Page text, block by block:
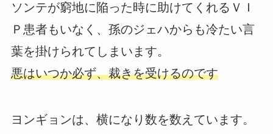
ソンテが窮地に陥った時に助けてくれるＶＩ
Ｐ患者もいなく、孫のジェハからも冷たい言
葉を掛けられてしまいます。
悪はいつか必ず、裁きを受けるのです
ヨンギョンは、横になり数を数えています。